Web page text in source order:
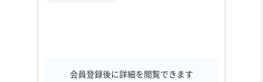
会員登録後に詳細を閲覧できます